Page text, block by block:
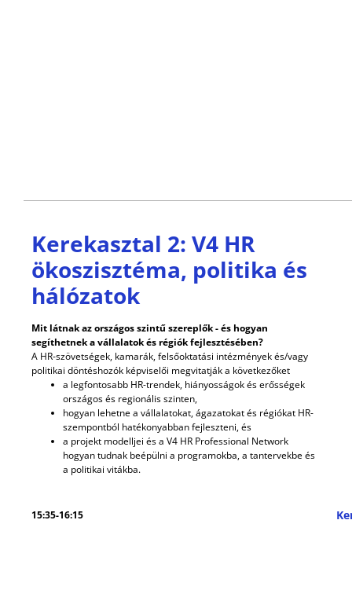
Kerekasztal 2: V4 HR
ökoszisztéma, politika és
hálózatok
Mit látnak az országos szintű szereplők - és hogyan
segíthetnek a vállalatok és régiók fejlesztésében?
A HR-szövetségek, kamarák, felsőoktatási intézmények és/vagy
politikai döntéshozók képviselői megvitatják a következőket
a legfontosabb HR-trendek, hiányosságok és erősségek
országos és regionális szinten,
hogyan lehetne a vállalatokat, ágazatokat és régiókat HR-
szempontból hatékonyabban fejleszteni, és
a projekt modelljei és a V4 HR Professional Network
hogyan tudnak beépülni a programokba, a tantervekbe és
a politikai vitákba.
15:35-16:15